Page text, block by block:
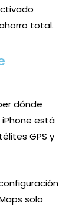
total.
dónde
iPhone está
GPS y
solo